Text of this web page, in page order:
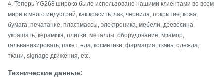
4. Теперь YG268 широко было использовано нашими клиентами во всем
мире в много индустрий, как красить, лак, чернила, покрытие, кожа,
бумага, печатание, пластмассы, электроника, мебели, древесина,
украшать, керамика, плитки, металлы, оборудование, мрамор,
гальванизировать, пакет, еда, косметики, фармация, ткань, одежда,
ткани, signage движения, etc.
Технические данные: